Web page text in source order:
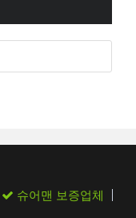
슈어맨 보증업체